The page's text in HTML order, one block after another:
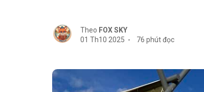
Theo FOX SKY
01 Th10 2025
76 phút đọc